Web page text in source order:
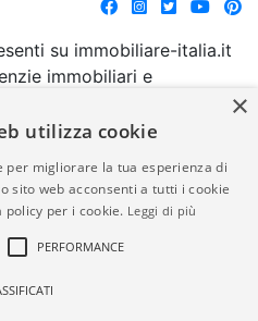
su immobiliare-italia.it
immobiliari e
l'avallo da parte di
immobiliare-italia.it
della veridicità, della
della normativa in
altro aspetto dei
×
utilizza cookie
per migliorare la tua esperienza di
sito web acconsenti a tutti i cookie
per i cookie. Leggi di più
PERFORMANCE